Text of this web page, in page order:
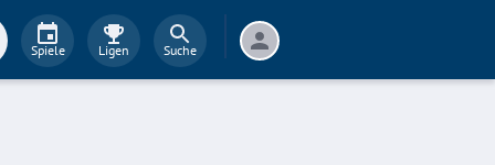
Spiele Ligen Suche